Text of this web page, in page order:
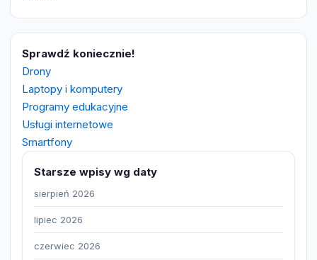
Sprawdź koniecznie!
Drony
Laptopy i komputery
Programy edukacyjne
Usługi internetowe
Smartfony
Starsze wpisy wg daty
sierpień 2026
lipiec 2026
czerwiec 2026